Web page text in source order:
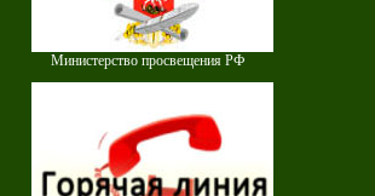
Министерство просвещения РФ